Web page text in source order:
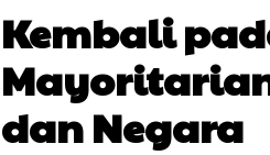
Kembali
dan Negara